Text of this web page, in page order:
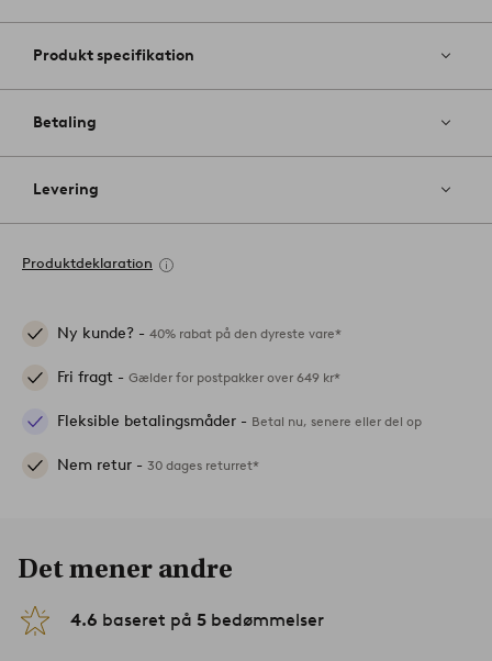
Produkt specifikation
Betaling
Levering
Produktdeklaration
Ny kunde? - 40% rabat på den dyreste vare*
Fri fragt - Gælder for postpakker over 649 kr*
Fleksible betalingsmåder - Betal nu, senere eller del op
Nem retur - 30 dages returret*
Det mener andre
4.6 baseret på 5 bedømmelser